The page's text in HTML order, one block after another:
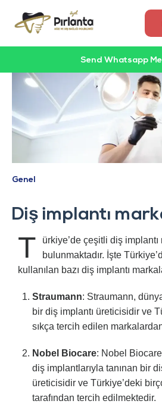
Send Whatsapp
Genel
Diş implantı
T
ürkiye’de çeşitli diş implantı
bulunmaktadır. İşte
kullanılan bazı diş implantı
Straumann: Straumann,
bir diş implantı üreticisidir ve
sıkça tercih edilen
Nobel Biocare: Nobel
diş implantlarıyla tanınan bir
üreticisidir ve Türkiye’deki
tarafından tercih edilmektedir.